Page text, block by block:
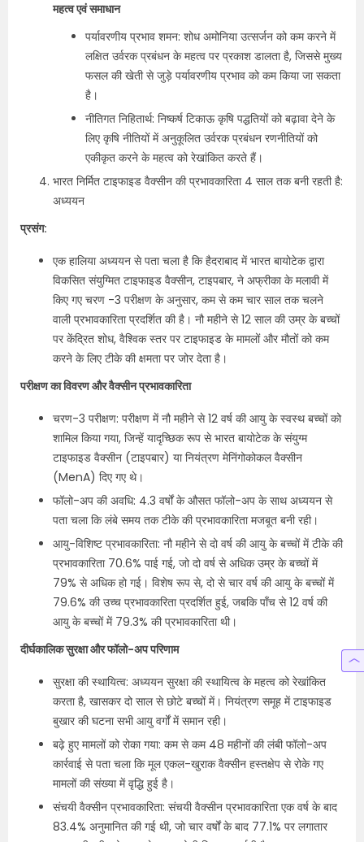
महत्व एवं समाधान
पर्यावरणीय प्रभाव शमन: शोध अमोनिया उत्सर्जन को कम करने में
लक्षित उर्वरक प्रबंधन के महत्व पर प्रकाश डालता है, जिससे मुख्य
फसल की खेती से जुड़े पर्यावरणीय प्रभाव को कम किया जा सकता
है।
नीतिगत निहितार्थ: निष्कर्ष टिकाऊ कृषि पद्धतियों को बढ़ावा देने के
लिए कृषि नीतियों में अनुकूलित उर्वरक प्रबंधन रणनीतियों को
एकीकृत करने के महत्व को रेखांकित करते हैं।
भारत निर्मित टाइफाइड वैक्सीन की प्रभावकारिता 4 साल तक बनी रहती है:
अध्ययन
प्रसंग:
एक हालिया अध्ययन से पता चला है कि हैदराबाद में भारत बायोटेक द्वारा
विकसित संयुग्मित टाइफाइड वैक्सीन, टाइपबार, ने अफ्रीका के मलावी में
किए गए चरण -3 परीक्षण के अनुसार, कम से कम चार साल तक चलने
वाली प्रभावकारिता प्रदर्शित की है। नौ महीने से 12 साल की उम्र के बच्चों
पर केंद्रित शोध, वैश्विक स्तर पर टाइफाइड के मामलों और मौतों को कम
करने के लिए टीके की क्षमता पर जोर देता है।
परीक्षण का विवरण और वैक्सीन प्रभावकारिता
चरण-3 परीक्षण: परीक्षण में नौ महीने से 12 वर्ष की आयु के स्वस्थ बच्चों को
शामिल किया गया, जिन्हें यादृच्छिक रूप से भारत बायोटेक के संयुग्म
टाइफाइड वैक्सीन (टाइपबार) या नियंत्रण मेनिंगोकोकल वैक्सीन
(MenA) दिए गए थे।
फॉलो-अप की अवधि: 4.3 वर्षों के औसत फॉलो-अप के साथ अध्ययन से
पता चला कि लंबे समय तक टीके की प्रभावकारिता मजबूत बनी रही।
आयु-विशिष्ट प्रभावकारिता: नौ महीने से दो वर्ष की आयु के बच्चों में टीके की
प्रभावकारिता 70.6% पाई गई, जो दो वर्ष से अधिक उम्र के बच्चों में
79% से अधिक हो गई। विशेष रूप से, दो से चार वर्ष की आयु के बच्चों में
79.6% की उच्च प्रभावकारिता प्रदर्शित हुई, जबकि पाँच से 12 वर्ष की
आयु के बच्चों में 79.3% की प्रभावकारिता थी।
दीर्घकालिक सुरक्षा और फॉलो-अप परिणाम
सुरक्षा की स्थायित्व: अध्ययन सुरक्षा की स्थायित्व के महत्व को रेखांकित
करता है, खासकर दो साल से छोटे बच्चों में। नियंत्रण समूह में टाइफाइड
बुखार की घटना सभी आयु वर्गों में समान रही।
बढ़े हुए मामलों को रोका गया: कम से कम 48 महीनों की लंबी फॉलो-अप
कार्रवाई से पता चला कि मूल एकल-खुराक वैक्सीन हस्तक्षेप से रोके गए
मामलों की संख्या में वृद्धि हुई है।
संचयी वैक्सीन प्रभावकारिता: संचयी वैक्सीन प्रभावकारिता एक वर्ष के बाद
83.4% अनुमानित की गई थी, जो चार वर्षों के बाद 77.1% पर लगातार